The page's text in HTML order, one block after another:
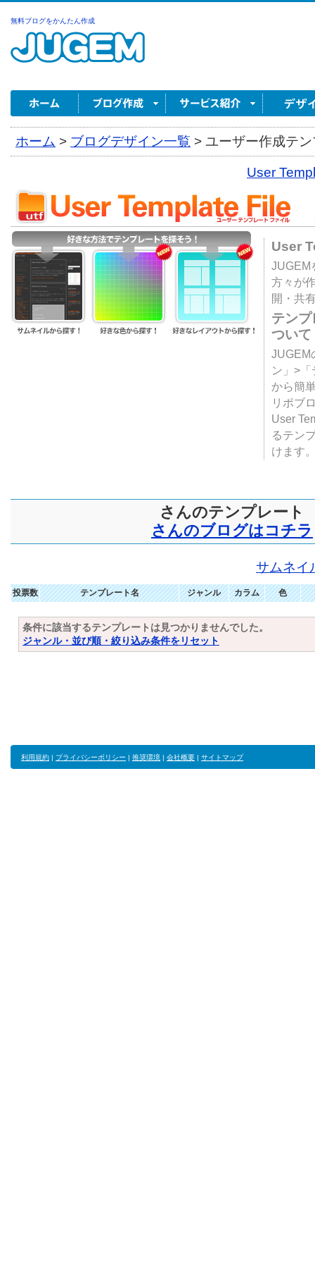
無料ブログをかんたん作成
ホーム > ブログデザイン一覧 > ユーザー作成テ
User
User
JUGEM
方々が
開・共
テン
ついて
JUGEM
ン」>
から簡
リポブ
User
るテン
けます
さんのテンプレート
さんのブログはコチラ
サムネイ
投票数 テンプレート名 ジャンル カラム 色
条件に該当するテンプレートは見つかりませんでした。
ジャンル・並び順・絞り込み条件をリセット
利用規約 | プライバシーポリシー | 推奨環境 | 会社概要 | サイトマップ